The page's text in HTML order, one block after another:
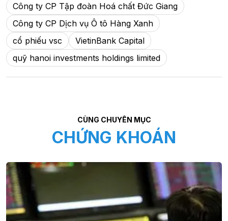
Công ty CP Tập đoàn Hoá chất Đức Giang
Công ty CP Dịch vụ Ô tô Hàng Xanh
cổ phiếu vsc
VietinBank Capital
quỹ hanoi investments holdings limited
CÙNG CHUYÊN MỤC
CHỨNG KHOÁN